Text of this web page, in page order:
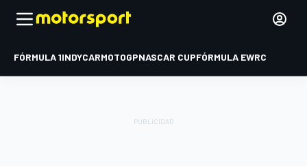
FÓRMULA 1INDYCARMOTOGPNASCAR CUPFÓRMULA EWRC